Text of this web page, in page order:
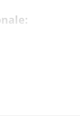
jocul de rol –